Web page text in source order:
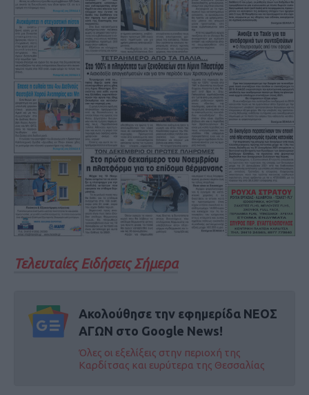
Τελευταίες Ειδήσεις Σήμερα
Ακολούθησε την εφημερίδα ΝΕΟΣ
ΑΓΩΝ στο Google News!
Όλες οι εξελίξεις στην περιοχή της
Καρδίτσας και ευρύτερα της Θεσσαλίας